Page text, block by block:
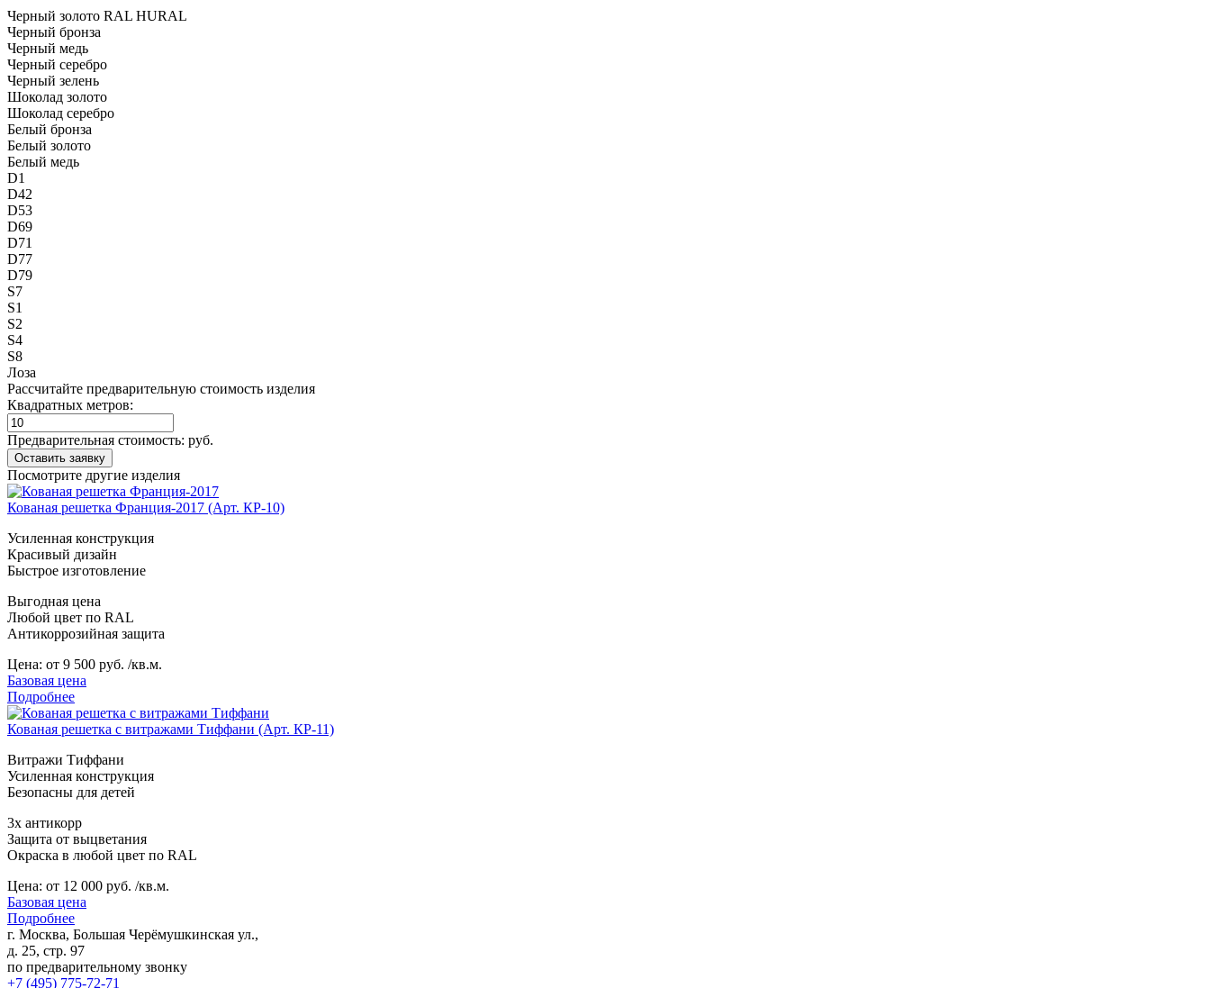
Черный золото RAL HURAL
Черный бронза
Черный медь
Черный серебро
Черный зелень
Шоколад золото
Шоколад серебро
Белый бронза
Белый золото
Белый медь
D1
D42
D53
D69
D71
D77
D79
S7
S1
S2
S4
S8
Лоза
Рассчитайте предварительную стоимость изделия
Квадратных метров:
Предварительная стоимость: руб.
Посмотрите другие изделия
Кованая решетка Франция-2017 (Арт. КР-10)
Усиленная конструкция
Красивый дизайн
Быстрое изготовление
Выгодная цена
Любой цвет по RAL
Антикоррозийная защита
Цена: от 9 500 руб. /кв.м.
Базовая цена
Подробнее
Кованая решетка с витражами Тиффани (Арт. КР-11)
Витражи Тиффани
Усиленная конструкция
Безопасны для детей
3х антикорр
Защита от выцветания
Окраска в любой цвет по RAL
Цена: от 12 000 руб. /кв.м.
Базовая цена
Подробнее
г. Москва, Большая Черёмушкинская ул.,
д. 25, стр. 97
по предварительному звонку
+7 (495) 775-72-71